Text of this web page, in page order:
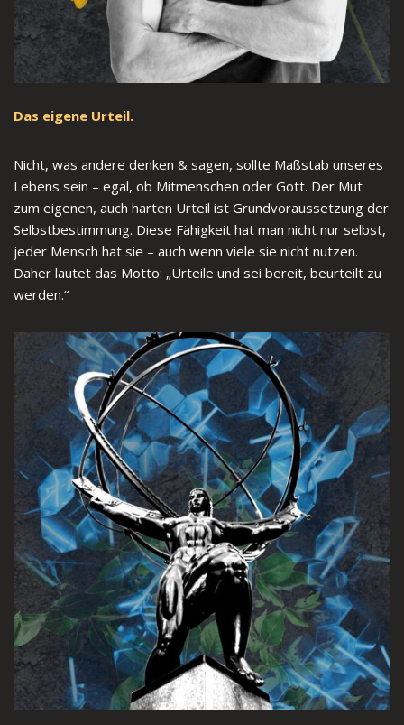
Das eigene Urteil.
Nicht, was andere denken & sagen, sollte Maßstab unseres
Lebens sein – egal, ob Mitmenschen oder Gott. Der Mut
zum eigenen, auch harten Urteil ist Grundvoraussetzung der
Selbstbestimmung. Diese Fähigkeit hat man nicht nur selbst,
jeder Mensch hat sie – auch wenn viele sie nicht nutzen.
Daher lautet das Motto: „Urteile und sei bereit, beurteilt zu
werden.“